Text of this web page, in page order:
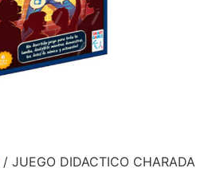
/ JUEGO DIDACTICO CHARADA